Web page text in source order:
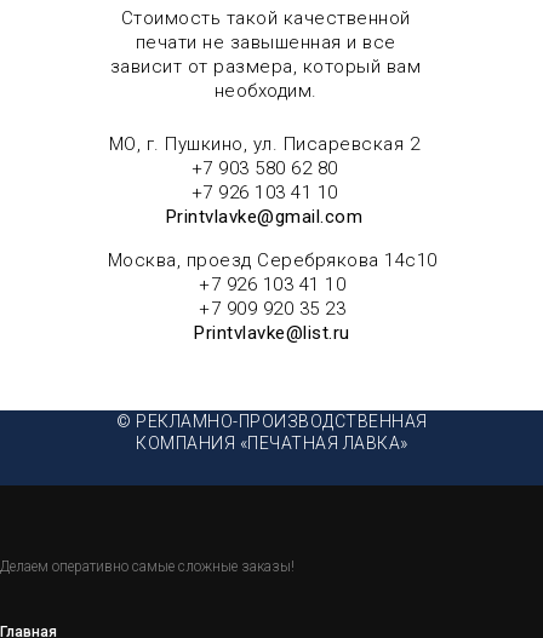
Стоимость такой качественной
печати не завышенная и все
зависит от размера, который вам
необходим.
© РЕКЛАМНО-ПРОИЗВОДСТВЕННАЯ
КОМПАНИЯ «ПЕЧАТНАЯ ЛАВКА»
МО, г. Пушкино, ул. Писаревская 2
+7 903 580 62 80
+7 926 103 41 10
Printvlavke@gmail.com
Москва, проезд Серебрякова 14с10
+7 926 103 41 10
+7 909 920 35 23
Printvlavke@list.ru
Делаем оперативно самые сложные заказы!
Главная